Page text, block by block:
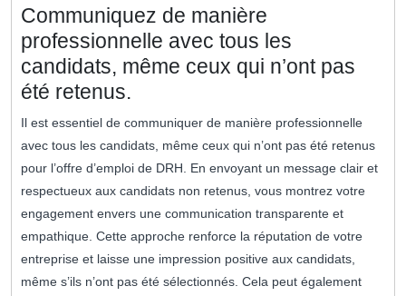
Communiquez de manière
professionnelle avec tous les
candidats, même ceux qui n’ont pas
été retenus.
Il est essentiel de communiquer de manière professionnelle
avec tous les candidats, même ceux qui n’ont pas été retenus
pour l’offre d’emploi de DRH. En envoyant un message clair et
respectueux aux candidats non retenus, vous montrez votre
engagement envers une communication transparente et
empathique. Cette approche renforce la réputation de votre
entreprise et laisse une impression positive aux candidats,
même s’ils n’ont pas été sélectionnés. Cela peut également